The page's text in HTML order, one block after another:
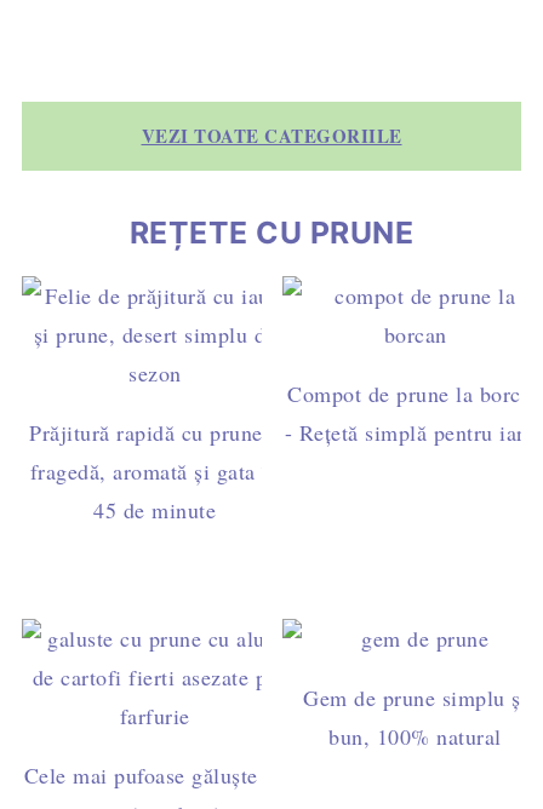
VEZI TOATE CATEGORIILE
REȚETE CU PRUNE
Prăjitură rapidă cu prune –
fragedă, aromată și gata în
45 de minute
Compot de prune la borcan
- Rețetă simplă pentru
Cele mai pufoase găluște cu
Gem de prune simplu și
bun, 100% natural